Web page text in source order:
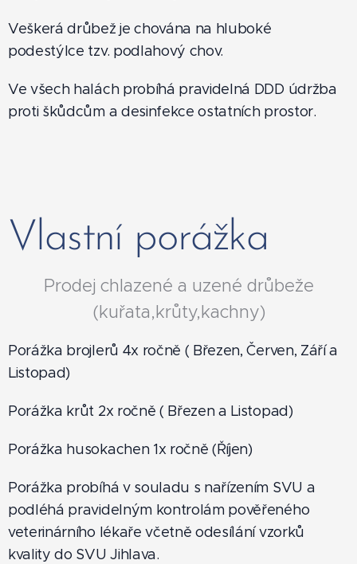
Veškerá drůbež je chována na hluboké
podestýlce tzv. podlahový chov.
Ve všech halách probíhá pravidelná DDD údržba
proti škůdcům a desinfekce ostatních prostor.
Vlastní porážka
Prodej chlazené a uzené drůbeže
(kuřata,krůty,kachny)
Porážka brojlerů 4x ročně ( Březen, Červen, Září a
Listopad)
Porážka krůt 2x ročně ( Březen a Listopad)
Porážka husokachen 1x ročně (Říjen)
Porážka probíhá v souladu s nařízením SVU a
podléhá pravidelným kontrolám pověřeného
veterinárního lékaře včetně odesílání vzorků
kvality do SVU Jihlava.